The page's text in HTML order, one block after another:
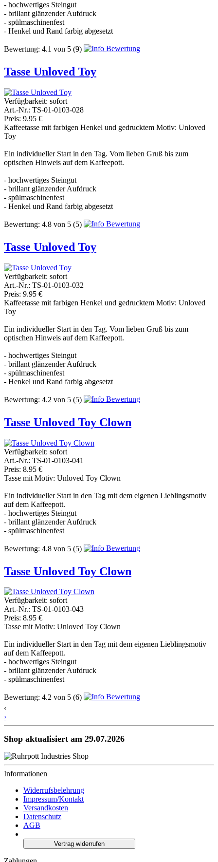
- hochwertiges Steingut
- brillant glänzender Aufdruck
- spülmaschinenfest
- Henkel und Rand farbig abgesetzt
Bewertung: 4.1 von 5 (9)
Tasse Unloved Toy
Verfügbarkeit: sofort
Art.-Nr.: TS-01-0103-028
Preis: 9.95 €
Kaffeetasse mit farbigen Henkel und gedrucktem Motiv: Unloved
Toy
Ein individueller Start in den Tag. Vom lieben Gruß bis zum
optischen Hinweis auf dem Kaffeepott.
- hochwertiges Steingut
- brillant glänzender Aufdruck
- spülmaschinenfest
- Henkel und Rand farbig abgesetzt
Bewertung: 4.8 von 5 (5)
Tasse Unloved Toy
Verfügbarkeit: sofort
Art.-Nr.: TS-01-0103-032
Preis: 9.95 €
Kaffeetasse mit farbigen Henkel und gedrucktem Motiv: Unloved
Toy
Ein individueller Start in den Tag. Vom lieben Gruß bis zum
optischen Hinweis auf dem Kaffeepott.
- hochwertiges Steingut
- brillant glänzender Aufdruck
- spülmaschinenfest
- Henkel und Rand farbig abgesetzt
Bewertung: 4.2 von 5 (5)
Tasse Unloved Toy Clown
Verfügbarkeit: sofort
Art.-Nr.: TS-01-0103-041
Preis: 8.95 €
Tasse mit Motiv: Unloved Toy Clown
Ein individueller Start in den Tag mit dem eigenen Lieblingsmotiv
auf dem Kaffeepott.
- hochwertiges Steingut
- brillant glänzender Aufdruck
- spülmaschinenfest
Bewertung: 4.8 von 5 (5)
Tasse Unloved Toy Clown
Verfügbarkeit: sofort
Art.-Nr.: TS-01-0103-043
Preis: 8.95 €
Tasse mit Motiv: Unloved Toy Clown
Ein individueller Start in den Tag mit dem eigenen Lieblingsmotiv
auf dem Kaffeepott.
- hochwertiges Steingut
- brillant glänzender Aufdruck
- spülmaschinenfest
Bewertung: 4.2 von 5 (6)
‹
›
Shop aktualisiert am 29.07.2026
Informationen
Widerrufsbelehrung
Impressum/Kontakt
Versandkosten
Datenschutz
AGB
Vertrag widerrufen